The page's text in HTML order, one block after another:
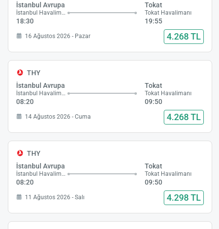
İstanbul Avrupa
İstanbul Havalimanı
18:30
Tokat
Tokat Havalimanı
19:55
16 Ağustos 2026 - Pazar 4.268 TL
THY
İstanbul Avrupa
İstanbul Havalimanı
08:20
Tokat
Tokat Havalimanı
09:50
14 Ağustos 2026 - Cuma 4.268 TL
THY
İstanbul Avrupa
İstanbul Havalimanı
08:20
Tokat
Tokat Havalimanı
09:50
11 Ağustos 2026 - Salı 4.298 TL